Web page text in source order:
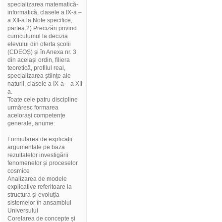
specializarea matematică-
informatică, clasele a IX-a –
a XII-a la Note specifice,
partea 2) Precizări privind
curriculumul la decizia
elevului din oferta școlii
(CDEOȘ) și în Anexa nr. 3
din același ordin, filiera
teoretică, profilul real,
specializarea științe ale
naturii, clasele a IX-a – a XII-
a.
Toate cele patru discipline
urmăresc formarea
acelorași competențe
generale, anume:
Formularea de explicații
argumentate pe baza
rezultatelor investigării
fenomenelor și proceselor
cosmice
Analizarea de modele
explicative referitoare la
structura și evoluția
sistemelor în ansamblul
Universului
Corelarea de concepte și